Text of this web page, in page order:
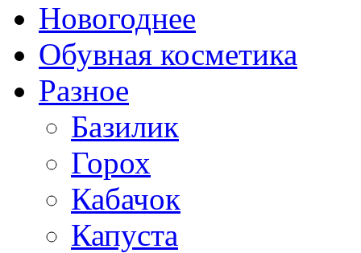
Новогоднее
Обувная косметика
Разное
Базилик
Горох
Кабачок
Капуста